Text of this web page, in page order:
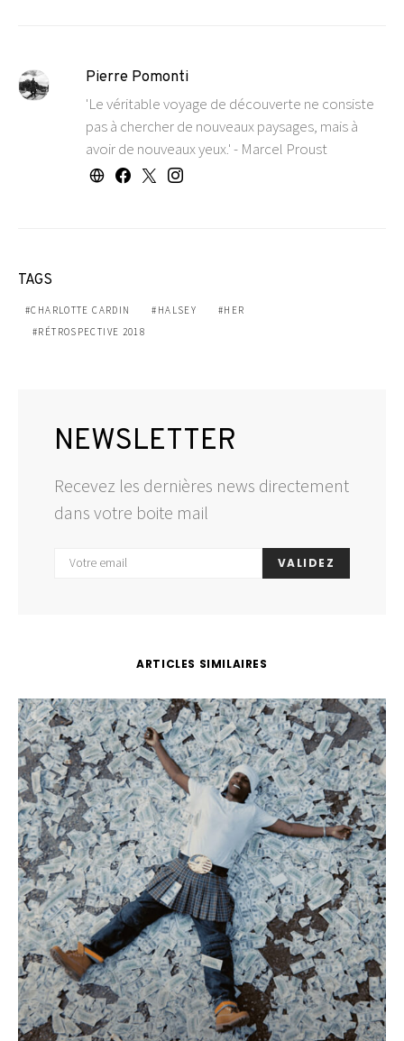
Pierre Pomonti
'Le véritable voyage de découverte ne consiste
pas à chercher de nouveaux paysages, mais à
avoir de nouveaux yeux.' - Marcel Proust
TAGS
CHARLOTTE CARDIN HALSEY
HER
RÉTROSPECTIVE 2018
NEWSLETTER
Recevez les dernières news directement
dans votre boite mail
VALIDEZ
ARTICLES SIMILAIRES